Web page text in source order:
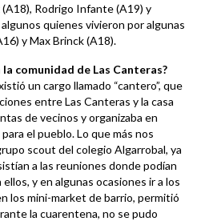
Rodrigo Infante (A19) y
quienes vivieron por algunas
y Max Brinck (A18).
comunidad de Las Canteras?
un cargo llamado “cantero”, que
entre Las Canteras y la casa
de vecinos y organizaba en
el pueblo. Lo que más nos
scout del colegio Algarrobal, ya
a las reuniones donde podían
y en algunas ocasiones ir a los
los mini-market de barrio, permitió
la cuarentena, no se pudo